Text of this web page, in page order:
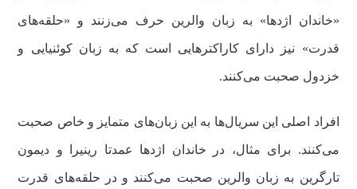
«خاندان اژدها» به زبان والرین حرف می‌زنند و «حلقه‌های
قدرت» نیز دارای کاراکترهایی است که به زبان کوئنیایی و
خزدول صحبت می‌کنند.
افراد اصلی این سریال‌ها به این زبان‌های متمایز و خاص صحبت
می‌کنند. برای مثال، در خاندان‌ اژدها عمدتا رینیرا و دیمون
تارگرین به زبان والرین صحبت می‌کنند و در حلقه‌های قدرت